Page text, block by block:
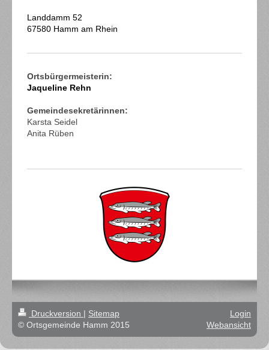
Landdamm 52
67580 Hamm am Rhein
Ortsbürgermeisterin:
Jaqueline Rehn
Gemeindesekretärinnen:
Karsta Seidel
Anita Rüben
Druckversion | Sitemap
© Ortsgemeinde Hamm 2015
Login
Webansicht